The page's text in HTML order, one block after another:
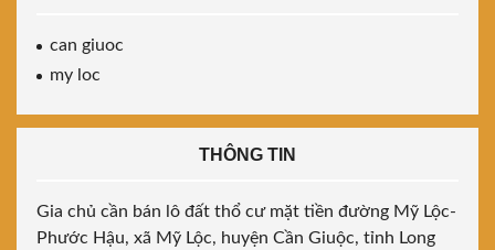
can giuoc
my loc
THÔNG TIN
Gia chủ cần bán lô đất thổ cư mặt tiền đường Mỹ Lộc-
Phước Hậu, xã Mỹ Lộc, huyện Cần Giuộc, tỉnh Long